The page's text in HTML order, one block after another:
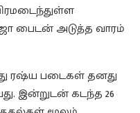
பைடன் அடுத்த வாரம்
ரஷ்ய படைகள் தனது
இன்றுடன் கடந்த 26